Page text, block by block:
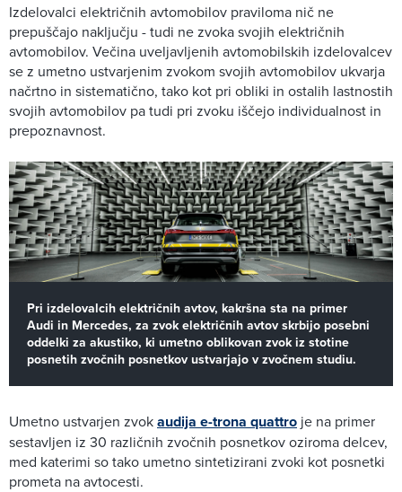
Izdelovalci električnih avtomobilov praviloma nič ne
prepuščajo naključju - tudi ne zvoka svojih električnih
avtomobilov. Večina uveljavljenih avtomobilskih izdelovalcev
se z umetno ustvarjenim zvokom svojih avtomobilov ukvarja
načrtno in sistematično, tako kot pri obliki in ostalih lastnostih
svojih avtomobilov pa tudi pri zvoku iščejo individualnost in
prepoznavnost.
Pri izdelovalcih električnih avtov, kakršna sta na primer
Audi in Mercedes, za zvok električnih avtov skrbijo posebni
oddelki za akustiko, ki umetno oblikovan zvok iz stotine
posnetih zvočnih posnetkov ustvarjajo v zvočnem studiu.
Umetno ustvarjen zvokaudija e-trona quattro je na primer
sestavljen iz 30 različnih zvočnih posnetkov oziroma delcev,
med katerimi so tako umetno sintetizirani zvoki kot posnetki
prometa na avtocesti.